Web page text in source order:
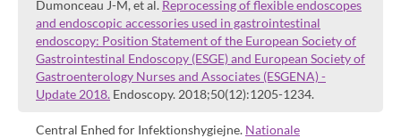
Dumonceau J-M, et al. Reprocessing of flexible endoscopes
and endoscopic accessories used in gastrointestinal
endoscopy: Position Statement of the European Society of
Gastrointestinal Endoscopy (ESGE) and European Society of
Gastroenterology Nurses and Associates (ESGENA) -
Update 2018. Endoscopy. 2018;50(12):1205-1234.
Central Enhed for Infektionshygiejne. Nationale